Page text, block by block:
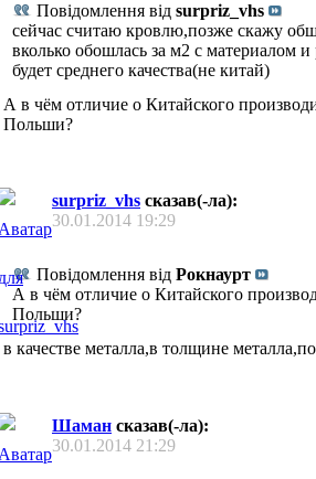
Повідомлення від surpriz_vhs
сейчас считаю кровлю,позже скажу
вколько обошлась за м2 с материалом
будет среднего качества(не китай)
А в чём отличие о Китайского
Польши?
surpriz_vhs сказав(-ла):
30.01.2014 19:29
Повідомлення від Рокнаурт
А в чём отличие о Китайского
Польши?
в качестве металла,в толщине
Шаман сказав(-ла):
30.01.2014 21:29